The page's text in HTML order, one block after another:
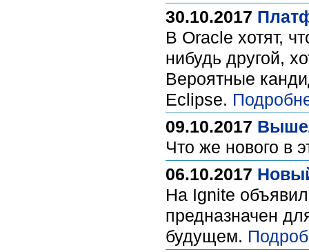
30.10.2017
В Oracle хотят,
нибудь другой,
Вероятные
Eclipse.
09.10.2017
Что же нового в
06.10.2017
На Ignite
предназначен
будущем.